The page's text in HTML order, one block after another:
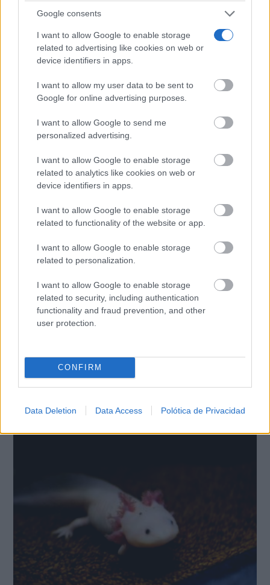
Google consents
I want to allow Google to enable storage
related to advertising like cookies on web or
device identifiers in apps.
I want to allow my user data to be sent to
Google for online advertising purposes.
I want to allow Google to send me
personalized advertising.
I want to allow Google to enable storage
related to analytics like cookies on web or
device identifiers in apps.
I want to allow Google to enable storage
related to functionality of the website or app.
I want to allow Google to enable storage
related to personalization.
I want to allow Google to enable storage
related to security, including authentication
functionality and fraud prevention, and other
user protection.
CONFIRM
Data Deletion Data Access Polótica de Privacidad
Un verdadero MMORPG de la vieja escuela ¡Cómo los
de antes, pero mejor!
Pasaportes que abren puertas
Los pasaportes más poderosos del mundo, ¿está el
Lujo con carácter